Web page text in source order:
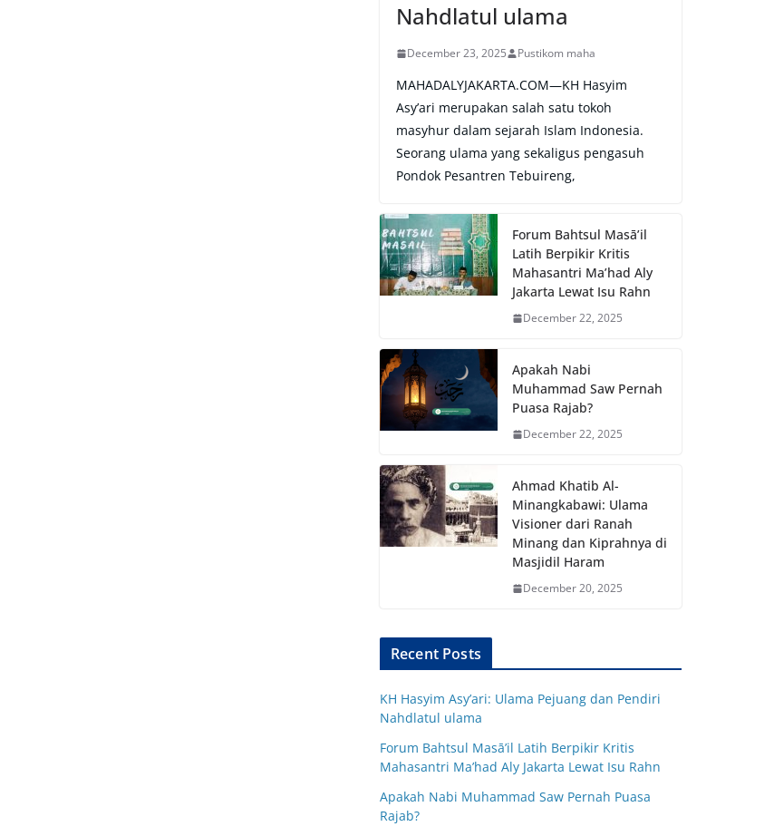
Nahdlatul ulama
December 23, 2025 Pustikom maha
MAHADALYJAKARTA.COM—KH Hasyim
Asy’ari merupakan salah satu tokoh
masyhur dalam sejarah Islam Indonesia.
Seorang ulama yang sekaligus pengasuh
Pondok Pesantren Tebuireng,
Forum Bahtsul Masā’il
Latih Berpikir Kritis
Mahasantri Ma’had Aly
Jakarta Lewat Isu Rahn
December 22, 2025
Apakah Nabi
Muhammad Saw Pernah
Puasa Rajab?
December 22, 2025
Ahmad Khatib Al-
Minangkabawi: Ulama
Visioner dari Ranah
Minang dan Kiprahnya di
Masjidil Haram
December 20, 2025
Recent Posts
KH Hasyim Asy’ari: Ulama Pejuang dan Pendiri
Nahdlatul ulama
Forum Bahtsul Masā’il Latih Berpikir Kritis
Mahasantri Ma’had Aly Jakarta Lewat Isu Rahn
Apakah Nabi Muhammad Saw Pernah Puasa
Rajab?